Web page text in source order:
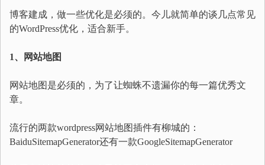
博客建成，做一些优化是必须的。今儿就简单的谈几点常见
的WordPress优化，适合新手。
1、网站地图
网站地图是必须的，为了让蜘蛛不遗漏你的每一篇优秀文
章。
流行的两款wordpress网站地图插件有柳城的：
BaiduSitemapGenerator还有一款GoogleSitemapGenerator